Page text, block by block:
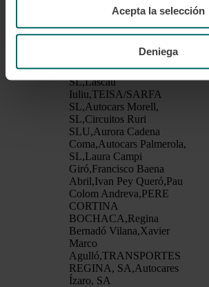
Acepta la selección
Deniega
SA,Bus Castellví, SA,Manel
Moreno Lario,Santiago
García López,La Hispano
(HIFE),Rabasa Turístic,
SL,MOTILAND,
SL,Lascau
Iuliu,TEISA/SARFA
SL,Autocars Morell,
SL,Circuitos Ruri
SLU,Aurora Cadena
Coma,Autocars Palmerola,
SL,Laura Campi
Giró,Francisco Baena
Abril,Ivan Pey Queró,Pau
Colom Andreva,PERE
CORTINA
BOCHACA,Regina
Bernadó Vilana,Xavier
Marco
Agulló,TRANSPORTES
REGINA, SA,Autocares
Ízaro, SA